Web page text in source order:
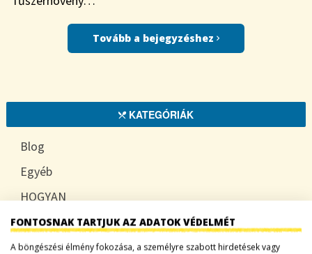
Tovább a bejegyzéshez
KATEGÓRIÁK
Blog
Egyéb
HOGYAN
TUDATOSAN
FONTOSNAK TARTJUK AZ ADATOK VÉDELMÉT
A böngészési élmény fokozása, a személyre szabott hirdetések vagy